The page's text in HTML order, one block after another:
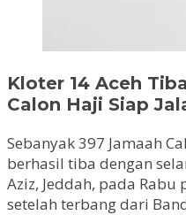
Kloter 14 Aceh
Calon Haji Siap
Sebanyak 397 Jamaah
berhasil tiba dengan
Aziz, Jeddah, pada
setelah terbang dari